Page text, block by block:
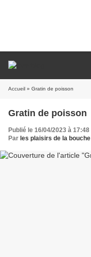
Accueil » Gratin de poisson
Gratin de poisson
Publié le 16/04/2023 à 17:48
Par les plaisirs de la bouche